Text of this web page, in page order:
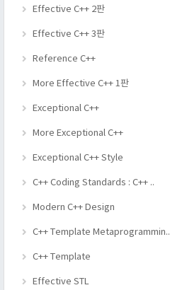
Effective C++ 2판
Effective C++ 3판
Reference C++
More Effective C++ 1판
Exceptional C++
More Exceptional C++
Exceptional C++ Style
C++ Coding Standards : C++ ..
Modern C++ Design
C++ Template Metaprogrammin..
C++ Template
Effective STL